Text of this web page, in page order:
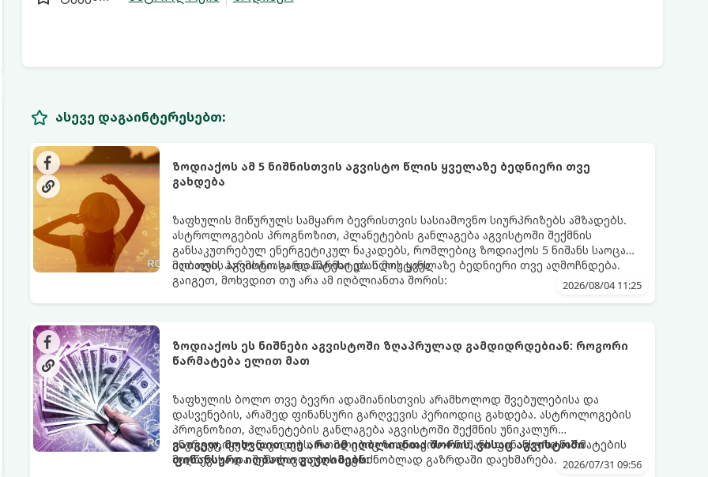
ასევე დაგაინტერესებთ:
ზოდიაქოს ამ 5 ნიშნისთვის აგვისტო წლის ყველაზე ბედნიერი თვე
გახდება
ზაფხულის მიწურულს სამყარო ბევრისთვის სასიამოვნო სიურპრიზებს ამზადებს.
ასტროლოგების პროგნოზით, პლანეტების განლაგება აგვისტოში შექმნის
განსაკუთრებულ ენერგეტიკულ ნაკადებს, რომლებიც ზოდიაქოს 5 ნიშანს საოცარ
იღბალს, ჰარმონიასა და წარმატებას მოუტანს.
მათთვის აგვისტო გარდამტეხი და წლის ყველაზე ბედნიერი თვე აღმოჩნდება.
გაიგეთ, მოხვდით თუ არა ამ იღბლიანთა შორის:
2026/08/04 11:25
ზოდიაქოს ეს ნიშნები აგვისტოში ზღაპრულად გამდიდრდებიან: როგორი
წარმატება ელით მათ
ზაფხულის ბოლო თვე ბევრი ადამიანისთვის არამხოლოდ შვებულებისა და
დასვენების, არამედ ფინანსური გარღვევის პერიოდიც გახდება. ასტროლოგების
პროგნოზით, პლანეტების განლაგება აგვისტოში შექმნის უნიკალურ
ენერგეტიკულ ნაკადებს, რომლებიც ზოდიაქოს 4 ნიშანს ფინანსური წარმატების
მიღწევასა და შემოსავლების საგრძნობლად გაზრდაში დაეხმარება.
გაიგეთ, მოხვდით თუ არა იმ იღბლიანთა შორის, ვისაც აგვისტოში
ფინანსური იღბალი გაუღიმებს:
2026/07/31 09:56